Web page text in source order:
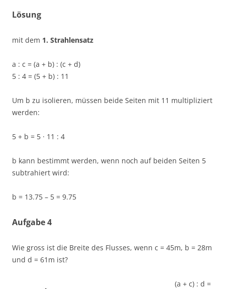
Lösung
mit dem 1. Strahlensatz
a : c = (a + b) : (c + d)
5 : 4 = (5 + b) : 11
Um b zu isolieren, müssen beide Seiten mit 11 multipliziert
werden:
5 + b = 5 · 11 : 4
b kann bestimmt werden, wenn noch auf beiden Seiten 5
subtrahiert wird:
b = 13.75 – 5 = 9.75
Aufgabe 4
Wie gross ist die Breite des Flusses, wenn c = 45m, b = 28m
und d = 61m ist?
(a + c) : d =